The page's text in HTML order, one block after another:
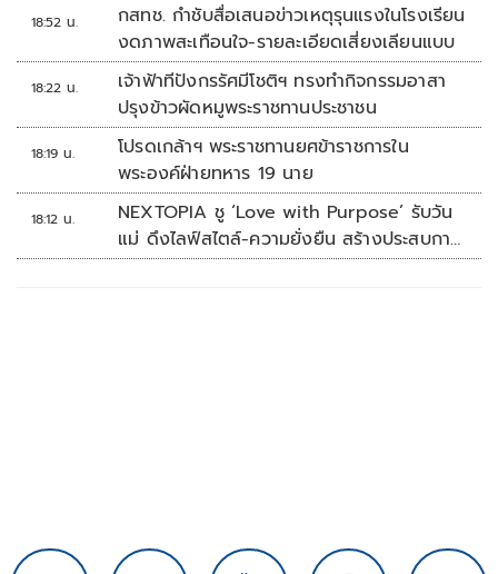
18:52 น.
กสทช. กำชับสื่อเสนอข่าวเหตุรุนแรงในโรงเรียน
งดภาพสะเทือนใจ-รายละเอียดเสี่ยงเลียนแบบ
18:22 น.
เจ้าฟ้าทีปังกรรัศมีโชติฯ ทรงทำกิจกรรมอาสา
ปรุงข้าวผัดหมูพระราชทานประชาชน
18:19 น.
โปรดเกล้าฯ พระราชทานยศข้าราชการใน
พระองค์ฝ่ายทหาร 19 นาย
18:12 น.
NEXTOPIA ชู ‘Love with Purpose’ รับวัน
แม่ ดึงไลฟ์สไตล์-ความยั่งยืน สร้างประสบกา
รณ์ช้อปปิงมีความหมาย